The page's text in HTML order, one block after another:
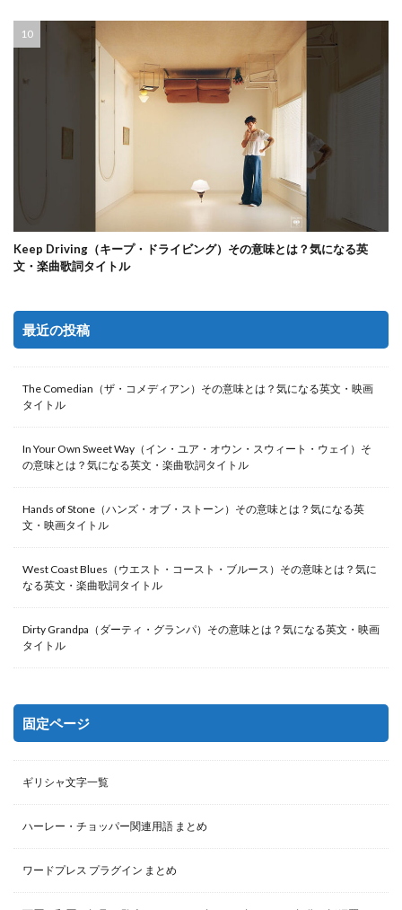
Keep Driving（キープ・ドライビング）その意味とは？気になる英
文・楽曲歌詞タイトル
最近の投稿
The Comedian（ザ・コメディアン）その意味とは？気になる英文・映画
タイトル
In Your Own Sweet Way（イン・ユア・オウン・スウィート・ウェイ）そ
の意味とは？気になる英文・楽曲歌詞タイトル
Hands of Stone（ハンズ・オブ・ストーン）その意味とは？気になる英
文・映画タイトル
West Coast Blues（ウエスト・コースト・ブルース）その意味とは？気に
なる英文・楽曲歌詞タイトル
Dirty Grandpa（ダーティ・グランパ）その意味とは？気になる英文・映画
タイトル
固定ページ
ギリシャ文字一覧
ハーレー・チョッパー関連用語 まとめ
ワードプレス プラグイン まとめ